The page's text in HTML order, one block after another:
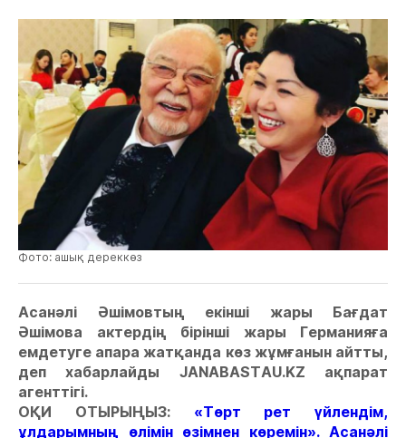
Фото: ашық дереккөз
Асанәлі Әшімовтың екінші жары Бағдат
Әшімова актердің бірінші жары Германияға
емдетуге апара жатқанда көз жұмғанын айтты,
деп хабарлайды JANABASTAU.KZ ақпарат
агенттігі.
ОҚИ ОТЫРЫҢЫЗ: «Төрт рет үйлендім,
ұлдарымның өлімін өзімнен көремін». Асанәлі